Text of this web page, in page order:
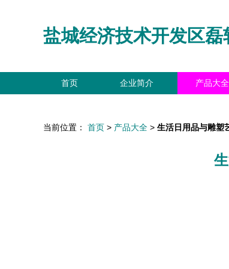
盐城经济技术开发区
首页 企业简介 产品大全
当前位置： 首页 > 产品大全 > 生活日用品与雕塑